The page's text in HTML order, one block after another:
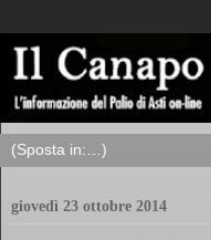
giovedì 23 ottobre 2014